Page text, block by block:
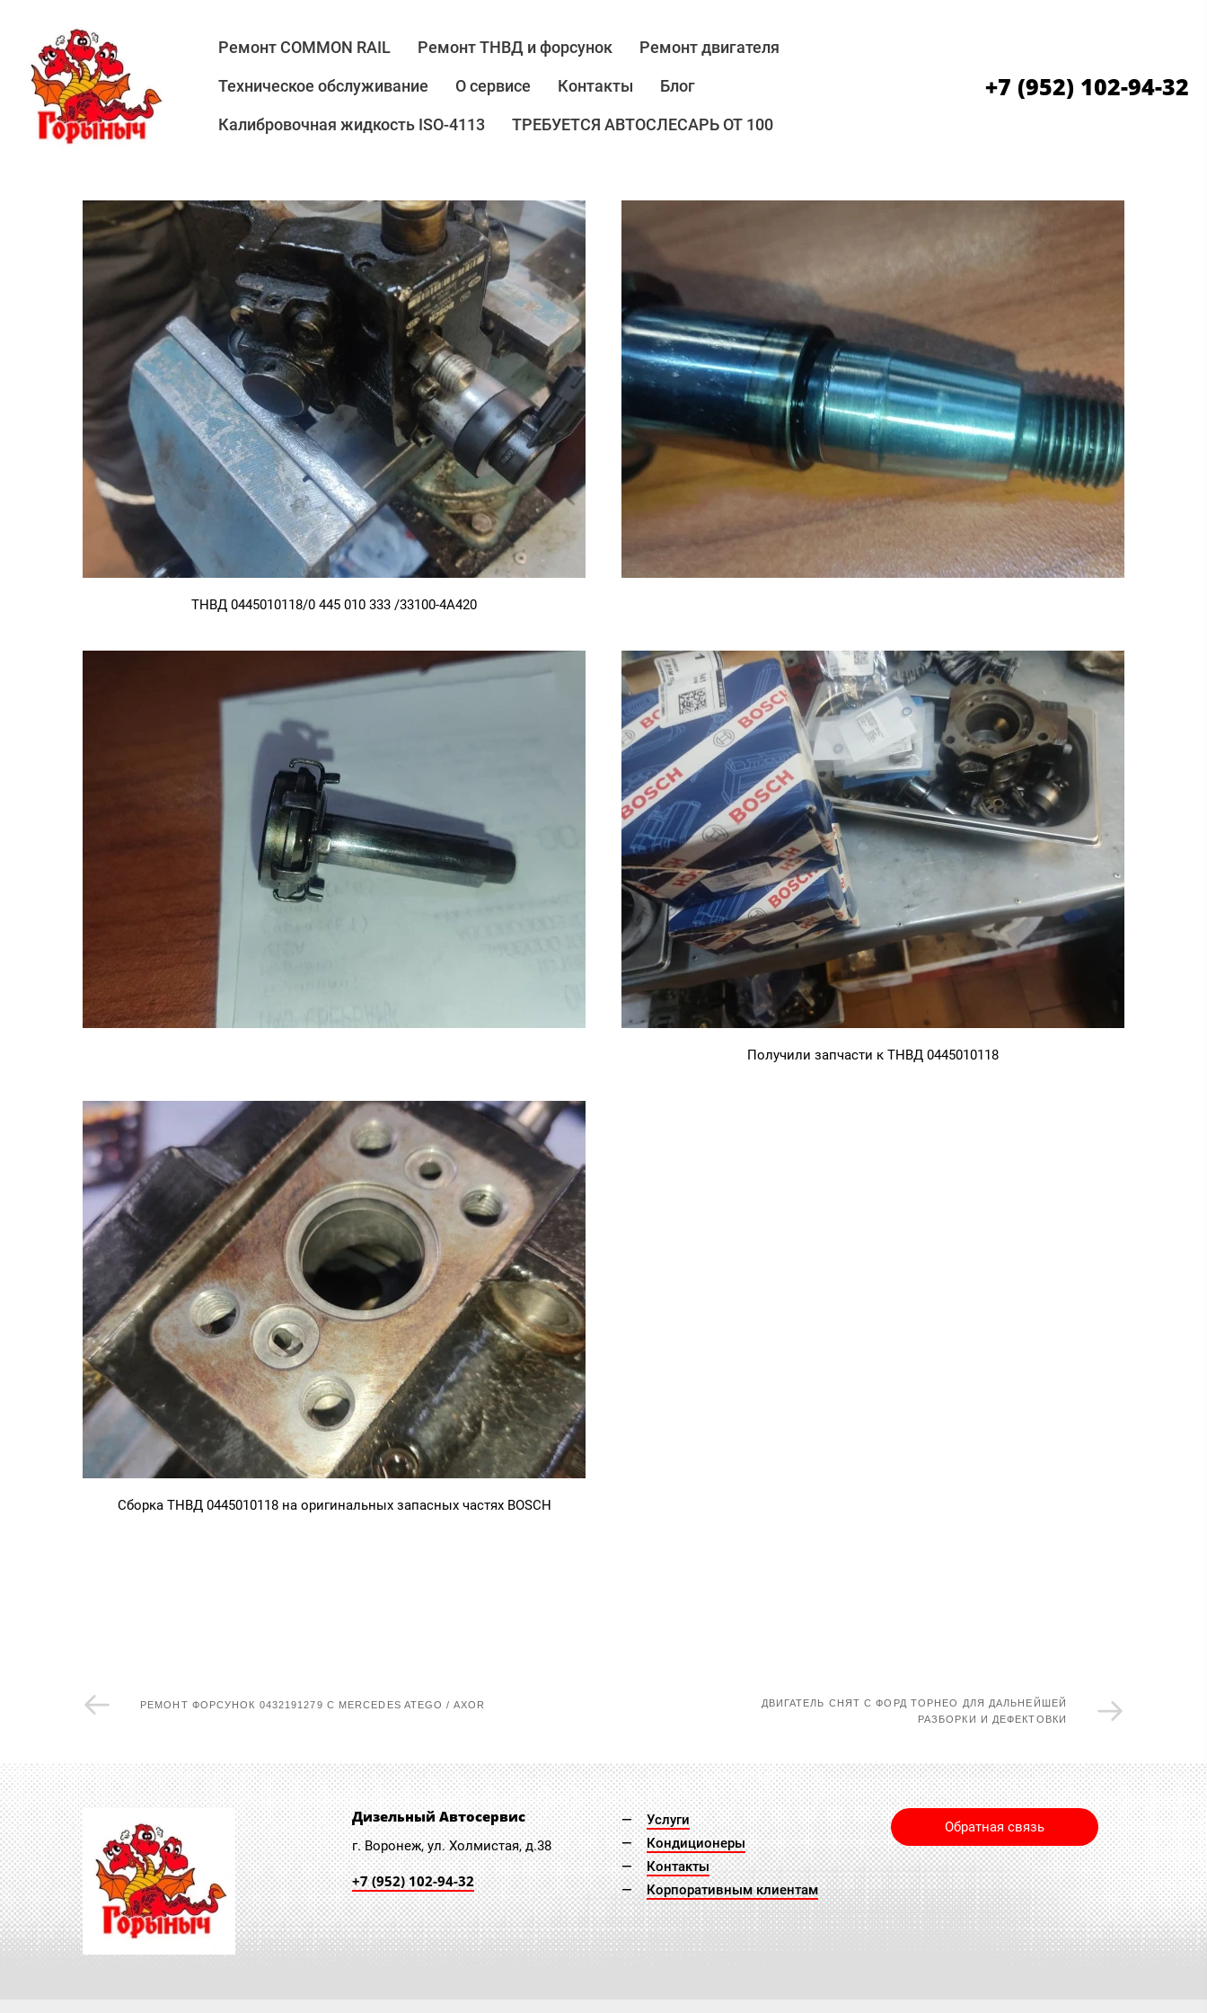
Ремонт COMMON RAIL Ремонт ТНВД и форсунок Ремонт двигателя
Техническое обслуживание О сервисе Контакты Блог
Калибровочная жидкость ISO-4113 ТРЕБУЕТСЯ АВТОСЛЕСАРЬ ОТ 100
+7 (952) 102-94-32
ТНВД 0445010118/0 445 010 333 /33100-4A420
Получили запчасти к ТНВД 0445010118
Сборка ТНВД 0445010118 на оригинальных запасных частях BOSCH
РЕМОНТ ФОРСУНОК 0432191279 С MERCEDES ATEGO / AXOR
ДВИГАТЕЛЬ СНЯТ С ФОРД ТОРНЕО ДЛЯ ДАЛЬНЕЙШЕЙ
РАЗБОРКИ И ДЕФЕКТОВКИ
Дизельный Автосервис
г. Воронеж, ул. Холмистая, д.38
+7 (952) 102-94-32
Услуги
Кондиционеры
Контакты
Корпоративным клиентам
Обратная связь